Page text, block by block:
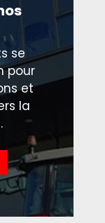
se
pour
et
la